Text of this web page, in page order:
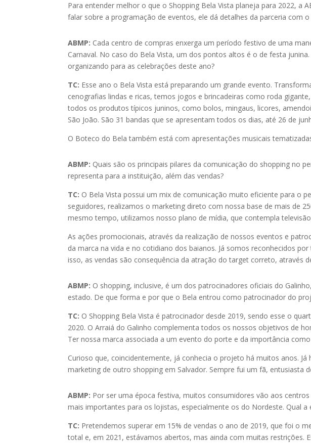
Para entender melhor o que o Shopping Bela Vista planeja para 2022,
falar sobre a programação de eventos, ele dá detalhes da parceria com
ABMP: Cada centro de compras enxerga um período festivo de uma
Carnaval. No caso do Bela Vista, um dos pontos altos é o de festa
organizando para as celebrações deste ano?
TC: Esse ano o Bela Vista está preparando um grande evento.
cenografias lindas e ricas, temos jogos e brincadeiras como roda
todos os produtos típicos juninos, como bolos, mingaus, licores,
São João. São 31 bandas que se apresentam todos os dias, até 26 de
O Boteco do Bela também está com apresentações musicais
ABMP: Quais são os principais pilares da comunicação do shopping no
representa para a instituição, além das vendas?
TC: O Bela Vista possui um mix de comunicação muito eficiente para o
seguidores, realizamos o marketing direto com nossa base de mais de
mesmo tempo, utilizamos nosso plano de mídia, que contempla
As ações promocionais, através da realização de nossos eventos e
da marca na vida e no cotidiano dos baianos. Já somos reconhecidos
isso, as vendas são consequência da atração do target correto, através
ABMP: O shopping, inclusive, é um dos patrocinadores oficiais do
estado. De que forma e por que o Bela entrou como patrocinador do
TC: O Shopping Bela Vista é patrocinador desde 2019, sendo esse o
2020. O Arraiá do Galinho complementa todos os nossos objetivos de
Ter nossa marca associada a um evento do porte e da importância
Curioso que, coincidentemente, já conhecia o projeto há muitos anos.
marketing de outro shopping em Salvador. Sempre fui um fã, entusiasta
ABMP: Por ser uma época festiva, muitos consumidores vão aos
mais importantes para os lojistas, especialmente os do Nordeste. Qual
TC: Pretendemos superar em 15% de vendas o ano de 2019, que foi o
total e, em 2021, estávamos abertos, mas ainda com muitas restrições.